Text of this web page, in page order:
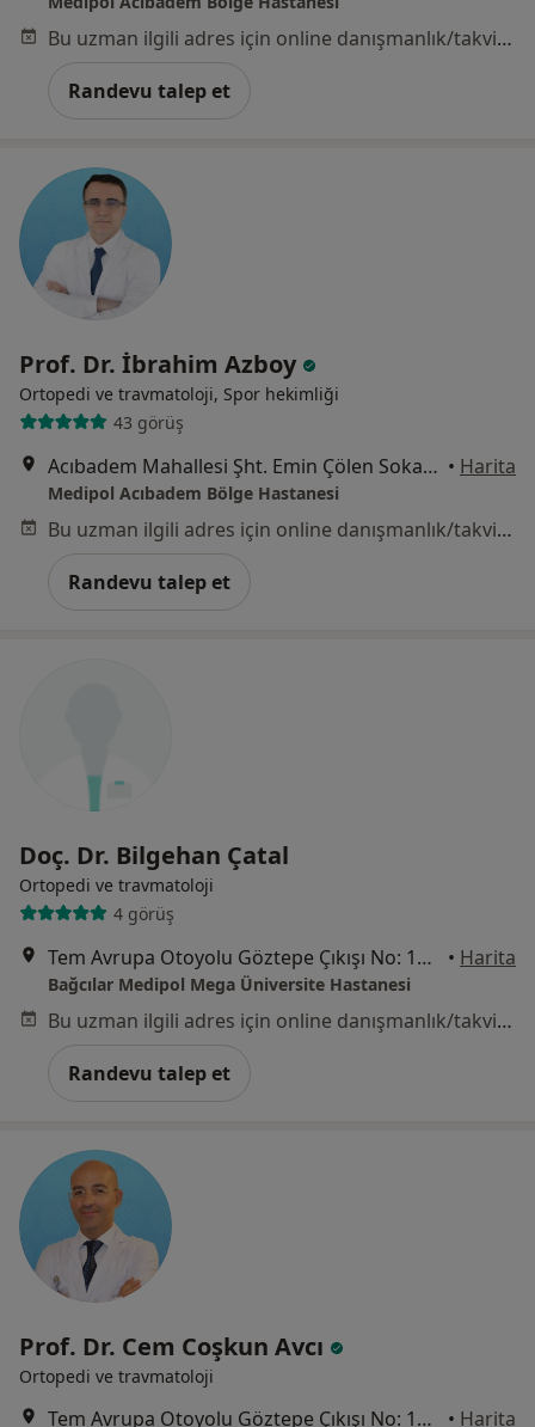
Bu uzman ilgili adres için online danışmanlık/takvim sunmuyor.
Randevu talep et
Prof. Dr. İbrahim Azboy
Ortopedi ve travmatoloji, Spor hekimliği
43 görüş
Acıbadem Mahallesi Şht. Emin Çölen Sokağı No:4, Kadıköy • Harita
Medipol Acıbadem Bölge Hastanesi
Bu uzman ilgili adres için online danışmanlık/takvim sunmuyor.
Randevu talep et
Doç. Dr. Bilgehan Çatal
Ortopedi ve travmatoloji
4 görüş
Tem Avrupa Otoyolu Göztepe Çıkışı No: 1Bağcılar, İstanbul • Harita
Bağcılar Medipol Mega Üniversite Hastanesi
Bu uzman ilgili adres için online danışmanlık/takvim sunmuyor.
Randevu talep et
Prof. Dr. Cem Coşkun Avcı
Ortopedi ve travmatoloji
Tem Avrupa Otoyolu Göztepe Çıkışı No: 1Bağcılar, İstanbul • Harita